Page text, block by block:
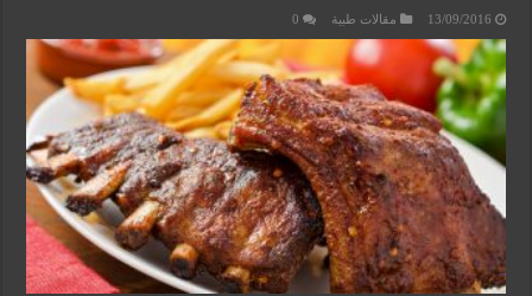
13/09/2016 مقالات طبية 0